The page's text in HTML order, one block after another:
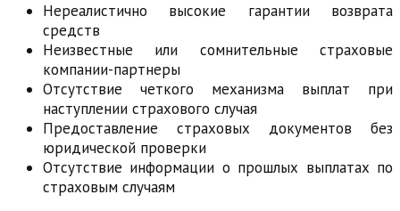
Нереалистично высокие гарантии возврата
средств
Неизвестные или сомнительные страховые
компании-партнеры
Отсутствие четкого механизма выплат при
наступлении страхового случая
Предоставление страховых документов без
юридической проверки
Отсутствие информации о прошлых выплатах по
страховым случаям